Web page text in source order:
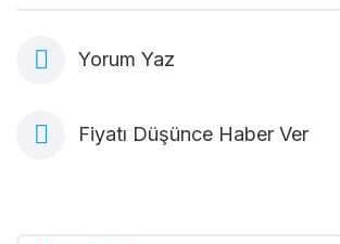
Yorum Yaz
Fiyatı Düşünce Haber Ver